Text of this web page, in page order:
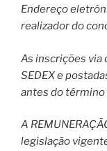
Endereço
realizador do
As inscrições via
SEDEX e
antes do término
A
legislação